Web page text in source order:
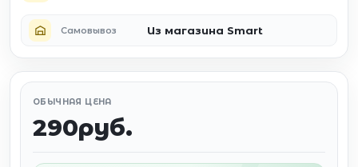
Самовывоз Из магазина Smart
ОБЫЧНАЯ ЦЕНА
290руб.